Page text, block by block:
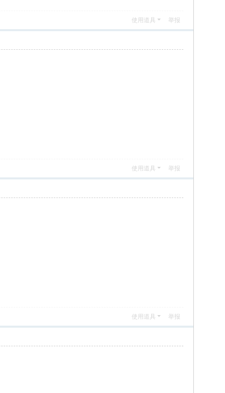
使用道具 举报
使用道具 举报
使用道具 举报